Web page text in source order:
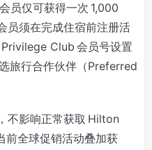
员仅可获得一次 1,000
员须在完成住宿前注册活
Club 会员号设置
旅行合作伙伴（Preferred
不影响正常获取 Hilton
前全球促销活动叠加获